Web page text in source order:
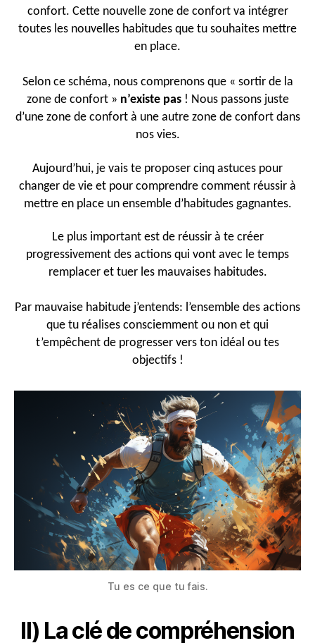
confort. Cette nouvelle zone de confort va intégrer
toutes les nouvelles habitudes que tu souhaites mettre
en place.
Selon ce schéma, nous comprenons que « sortir de la
zone de confort » n’existe pas ! Nous passons juste
d’une zone de confort à une autre zone de confort dans
nos vies.
Aujourd’hui, je vais te proposer cinq astuces pour
changer de vie et pour comprendre comment réussir à
mettre en place un ensemble d’habitudes gagnantes.
Le plus important est de réussir à te créer
progressivement des actions qui vont avec le temps
remplacer et tuer les mauvaises habitudes.
Par mauvaise habitude j’entends: l’ensemble des actions
que tu réalises consciemment ou non et qui
t’empêchent de progresser vers ton idéal ou tes
objectifs !
Tu es ce que tu fais.
II) La clé de compréhension